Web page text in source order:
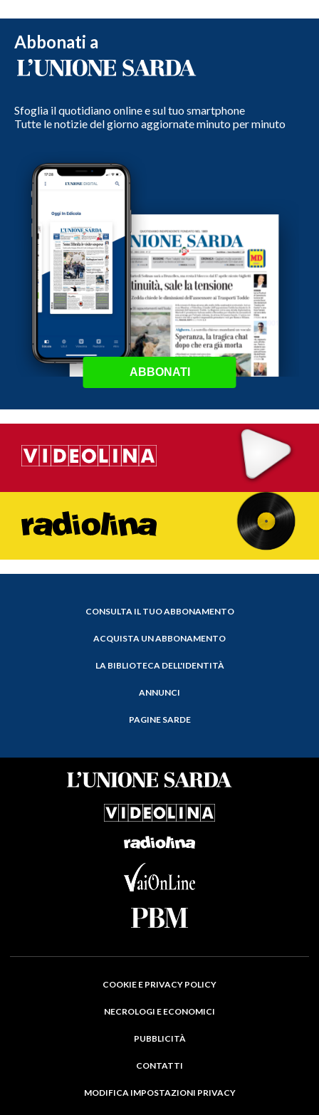
Abbonati a
Sfoglia il quotidiano online e sul tuo smartphone
Tutte le notizie del giorno aggiornate minuto per minuto
ABBONATI
CONSULTA IL TUO ABBONAMENTO
ACQUISTA UN ABBONAMENTO
LA BIBLIOTECA DELL'IDENTITÀ
ANNUNCI
PAGINE SARDE
COOKIE E PRIVACY POLICY
NECROLOGI E ECONOMICI
PUBBLICITÀ
CONTATTI
MODIFICA IMPOSTAZIONI PRIVACY